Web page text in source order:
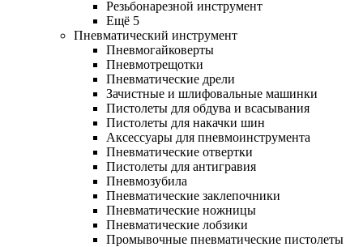
Резьбонарезной инструмент
Ещё 5
Пневматический инструмент
Пневмогайковерты
Пневмотрещотки
Пневматические дрели
Зачистные и шлифовальные машинки
Пистолеты для обдува и всасывания
Пистолеты для накачки шин
Аксессуары для пневмоинструмента
Пневматические отвертки
Пистолеты для антигравия
Пневмозубила
Пневматические заклепочники
Пневматические ножницы
Пневматические лобзики
Промывочные пневматические пистолеты